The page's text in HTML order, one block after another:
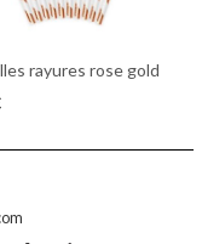
rayures rose gold